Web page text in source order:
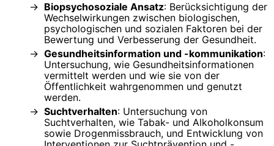
Biopsychosoziale Ansatz: Berücksichtigung der
Wechselwirkungen zwischen biologischen,
psychologischen und sozialen Faktoren bei der
Bewertung und Verbesserung der Gesundheit.
Gesundheitsinformation und -kommunikation:
Untersuchung, wie Gesundheitsinformationen
vermittelt werden und wie sie von der
Öffentlichkeit wahrgenommen und genutzt
werden.
Suchtverhalten: Untersuchung von
Suchtverhalten, wie Tabak- und Alkoholkonsum
sowie Drogenmissbrauch, und Entwicklung von